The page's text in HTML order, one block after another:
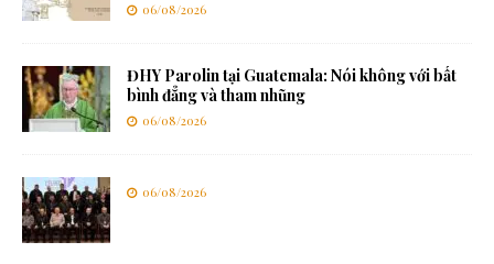
06/08/2026
ĐHY Parolin tại Guatemala: Nói không với bất
bình đẳng và tham nhũng
06/08/2026
06/08/2026